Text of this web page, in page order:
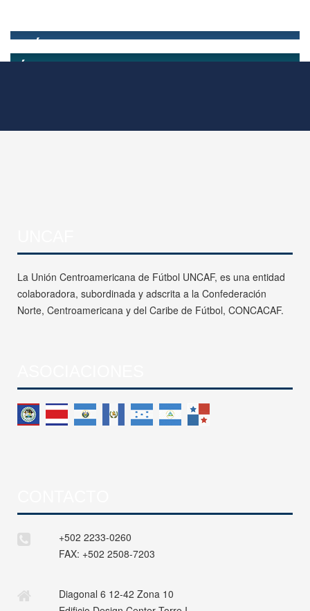
La Unión Centroamericana de Fútbol UNCAF, es una entidad
colaboradora, subordinada y adscrita a la Confederación
Norte, Centroamericana y del Caribe de Fútbol, CONCACAF.
+502 2233-0260
FAX: +502 2508-7203
Diagonal 6 12-42 Zona 10